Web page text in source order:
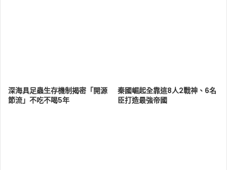
深海具足蟲生存機制揭密「開源
節流」不吃不喝5年
秦國崛起全靠這8人2戰神、6名
臣打造最強帝國